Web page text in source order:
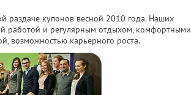
раздаче купонов весной 2010 года. Наших
работой и регулярным отдыхом, комфортными
возможностью карьерного роста.